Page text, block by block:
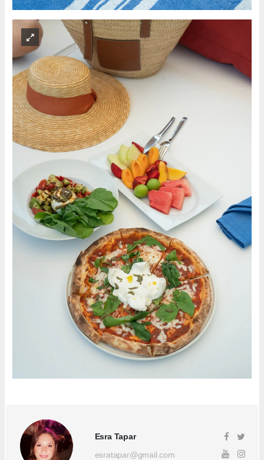
Esra Tapar
esratapar@gmail.com